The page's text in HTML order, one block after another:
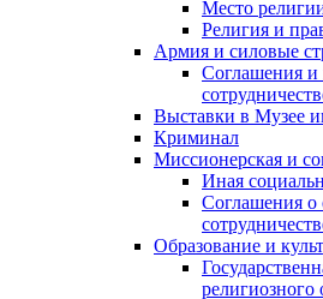
Место
Религия и
Армия и силовые
Соглашения и
Выставки в Музее
Криминал
Миссионерская и
Иная
Соглашения о
Образование и
религиозного